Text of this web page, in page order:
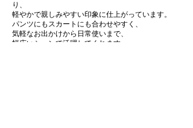
り、
軽やかで親しみやすい印象に仕上がっています。
パンツにもスカートにも合わせやすく、
気軽なお出かけから日常使いまで、
幅広いシーンで活躍してくれます。